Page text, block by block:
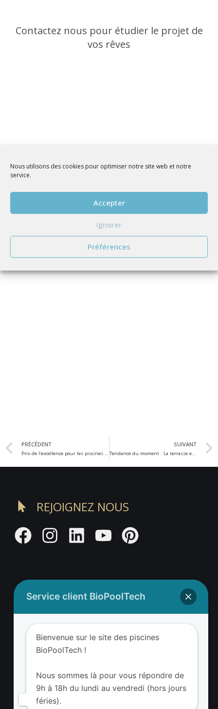
Nous utilisons des cookies pour optimiser notre site web et notre
service.
Accepter
Ignorer
Préférences
Contactez nous pour étudier le projet de
vos rêves
PRÉCÉDENT
Prix de l’excellence pour les piscines BioPoolTech
SUIVANT
Tendance du moment : La terrasse en bois
REJOIGNEZ NOUS
Adresse BioValue BioPoolTech
BioValue BioPoolTech
Avenue Louis Philibert
13290 Aix-en-Provence – France
Service client BioPoolTech
Bienvenue sur le site des piscines
BioPoolTech !
Nous sommes là pour vous répondre de
9h à 18h du lundi au vendredi (hors jours
féries).